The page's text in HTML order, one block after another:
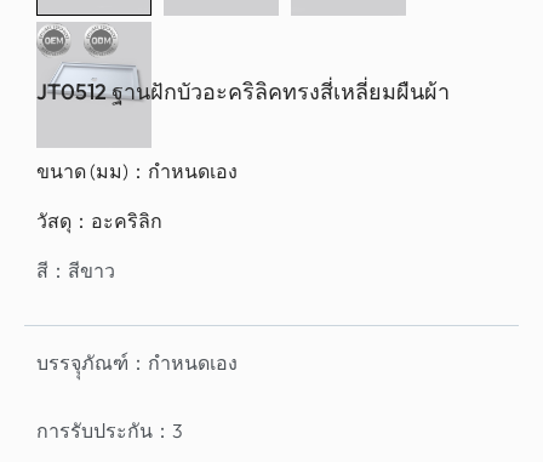
JT0512 ฐานฝักบัวอะคริลิคทรงสี่เหลี่ยมผืนผ้า
ขนาด (มม)： กำหนดเอง
วัสดุ： อะคริลิก
สี： สีขาว
บรรจุุภัณฑ์： กำหนดเอง
การรับประกัน： 3